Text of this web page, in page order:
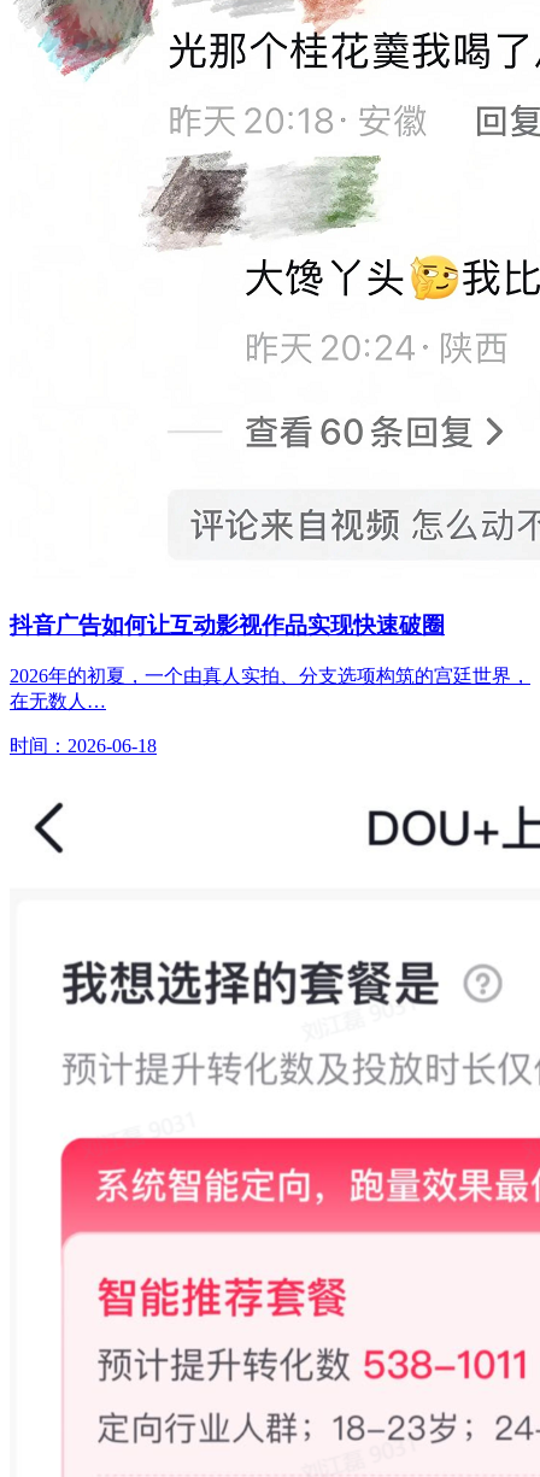
抖音广告如何让互动影视作品实现快速破圈
2026年的初夏，一个由真人实拍、分支选项构筑的宫廷世界，
在无数人…
时间：2026-06-18